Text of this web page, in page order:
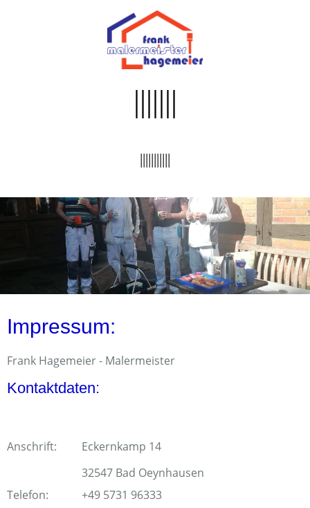
|||||||
|||||||||||
Impressum:
Frank Hagemeier - Malermeister
Kontaktdaten:
Anschrift:
Eckernkamp 14
32547 Bad Oeynhausen
Telefon:
+49 5731 96333